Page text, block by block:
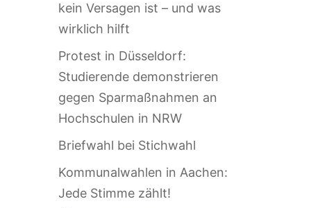
kein Versagen ist – und was
wirklich hilft
Protest in Düsseldorf:
Studierende demonstrieren
gegen Sparmaßnahmen an
Hochschulen in NRW
Briefwahl bei Stichwahl
Kommunalwahlen in Aachen:
Jede Stimme zählt!